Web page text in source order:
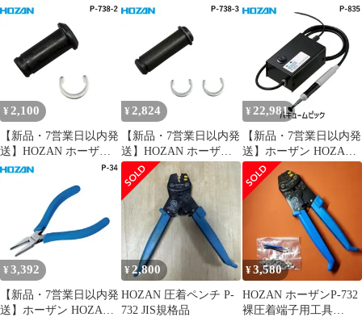
ト [IT_F2K9W][笠寺]
リップセット
P-926 セット
¥ 2,100
【新品・7営業日以内発
送】HOZAN ホーザン
P-738-2 ハンドル取付ピ
販売不可】
¥ 2,824
【新品・7営業日以内発
送】HOZAN ホーザン
P-738-3 ハンドル取付ピ
ンＬ P7383【沖縄離島
販売不可】
¥ 22,981
【新品・7営業日以内発
送】ホーザン HOZAN
P-835 バキュームピッ
ク P835【沖縄離島販売
不可】
¥ 3,392
【新品・7営業日以内発
送】ホーザン HOZAN
¥2,800
HOZAN 圧着ペンチ P-
732 JIS規格品
¥3,580
HOZAN ホーザンP-732
裸圧着端子用工具